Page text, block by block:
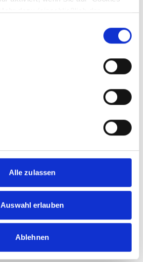
dazu (einschließlich der
—
Alle zulassen
Auswahl erlauben
Ablehnen